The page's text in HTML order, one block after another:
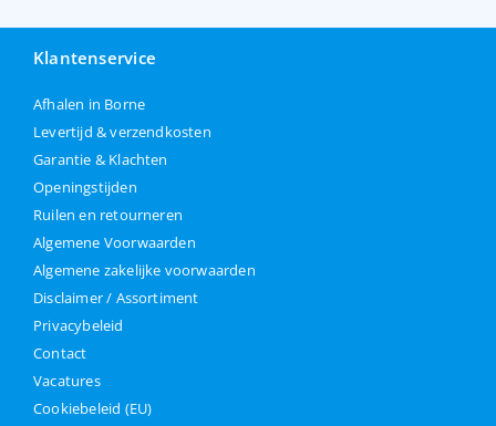
Klantenservice
Afhalen in Borne
Levertijd & verzendkosten
Garantie & Klachten
Openingstijden
Ruilen en retourneren
Algemene Voorwaarden
Algemene zakelijke voorwaarden
Disclaimer / Assortiment
Privacybeleid
Contact
Vacatures
Cookiebeleid (EU)